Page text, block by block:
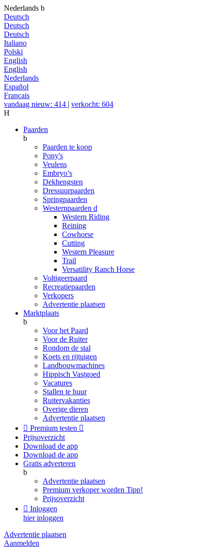
Nederlands b
Deutsch
Deutsch
Deutsch
Italiano
Polski
English
English
Nederlands
Español
Français
vandaag nieuw: 414 | verkocht: 604
H
Paarden
b
Paarden te koop
Pony's
Veulens
Embryo’s
Dekhengsten
Dressuurpaarden
Springpaarden
Westernpaarden d
Western Riding
Reining
Cowhorse
Cutting
Western Pleasure
Trail
Versatility Ranch Horse
Voltigeerpaard
Recreatiepaarden
Verkopers
Advertentie plaatsen
Marktplaats
b
Voor het Paard
Voor de Ruiter
Rondom de stal
Koets en rijtuigen
Landbouwmachines
Hippisch Vastgoed
Vacatures
Stallen te huur
Ruitervakanties
Overige dieren
Advertentie plaatsen
 Premium testen 
Prijsoverzicht
Download de app
Download de app
Gratis adverteren
b
Advertentie plaatsen
Premium verkoper worden Tipp!
Prijsoverzicht
 Inloggen
hier inloggen
Advertentie plaatsen
Aanmelden